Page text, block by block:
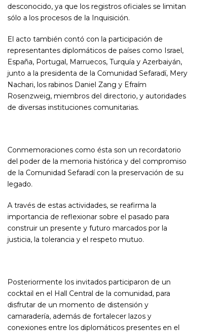
desconocido, ya que los registros oficiales se limitan
sólo a los procesos de la Inquisición.
El acto también contó con la participación de
representantes diplomáticos de países como Israel,
España, Portugal, Marruecos, Turquía y Azerbaiyán,
junto a la presidenta de la Comunidad Sefaradí, Mery
Nachari, los rabinos Daniel Zang y Efraím
Rosenzweig, miembros del directorio, y autoridades
de diversas instituciones comunitarias.
Conmemoraciones como ésta son un recordatorio
del poder de la memoria histórica y del compromiso
de la Comunidad Sefaradí con la preservación de su
legado.
A través de estas actividades, se reafirma la
importancia de reflexionar sobre el pasado para
construir un presente y futuro marcados por la
justicia, la tolerancia y el respeto mutuo.
Posteriormente los invitados participaron de un
cocktail en el Hall Central de la comunidad, para
disfrutar de un momento de distensión y
camaradería, además de fortalecer lazos y
conexiones entre los diplomáticos presentes en el